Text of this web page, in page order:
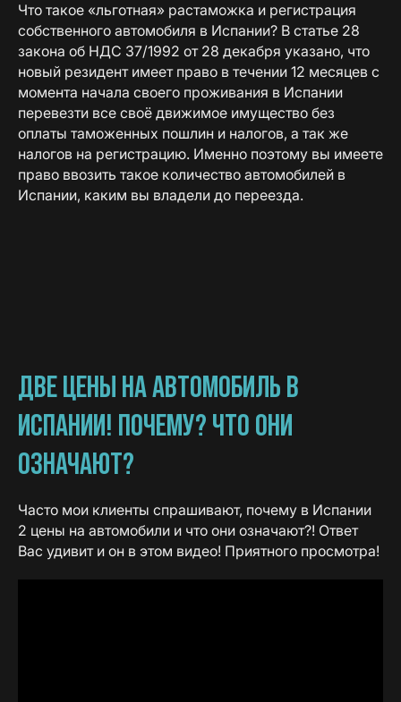
Что такое «льготная» растаможка и регистрация
собственного автомобиля в Испании? В статье 28
закона об НДС 37/1992 от 28 декабря указано, что
новый резидент имеет право в течении 12 месяцев с
момента начала своего проживания в Испании
перевезти все своё движимое имущество без
оплаты таможенных пошлин и налогов, а так же
налогов на регистрацию. Именно поэтому вы имеете
право ввозить такое количество автомобилей в
Испании, каким вы владели до переезда.
ДВЕ ЦЕНЫ НА АВТОМОБИЛЬ В
ИСПАНИИ! ПОЧЕМУ? ЧТО ОНИ
ОЗНАЧАЮТ?
Часто мои клиенты спрашивают, почему в Испании
2 цены на автомобили и что они означают?! Ответ
Вас удивит и он в этом видео! Приятного просмотра!